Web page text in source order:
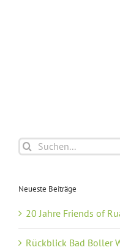
Suche
Neueste Beiträge
20 Jahre Friends of
Rückblick Bad Boller